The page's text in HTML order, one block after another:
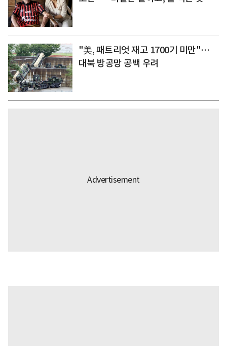
"美, 패트리엇 재고 1700기 미만"…
대북 방공망 공백 우려